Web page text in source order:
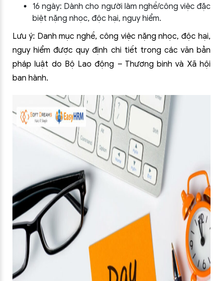
16 ngày: Dành cho người làm nghề/công việc đặc
biệt nặng nhọc, độc hại, nguy hiểm.
Lưu ý: Danh mục nghề, công việc nặng nhọc, độc hại,
nguy hiểm được quy định chi tiết trong các văn bản
pháp luật do Bộ Lao động – Thương binh và Xã hội
ban hành.